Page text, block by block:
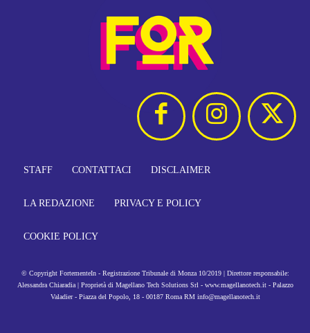
STAFF CONTATTACI DISCLAIMER
LA REDAZIONE PRIVACY E POLICY
COOKIE POLICY
© Copyright FortementeIn - Registrazione Tribunale di Monza 10/2019 | Direttore responsabile:
Alessandra Chiaradia | Proprietà di Magellano Tech Solutions Srl - www.magellanotech.it - Palazzo
Valadier - Piazza del Popolo, 18 - 00187 Roma RM info@magellanotech.it